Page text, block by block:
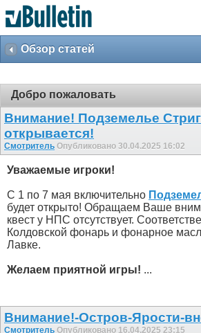
Обзор статей
Добро пожаловать
Внимание! Подземелье
открывается!
Смотритель Опубликовано 30.04.2025 16:02
Уважаемые игроки!
С 1 по 7 мая включительно
будет открыто! Обращаем Ваше
квест у НПС отсутствует.
Колдовской фонарь и фонарное
Лавке.
Желаем приятной игры! ...
Внимание!-Остров-Ярости-
Смотритель Опубликовано 16.04.2025 23:15